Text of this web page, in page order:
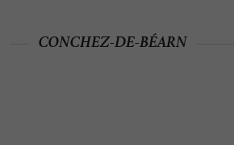
CONCHEZ-DE-BÉARN